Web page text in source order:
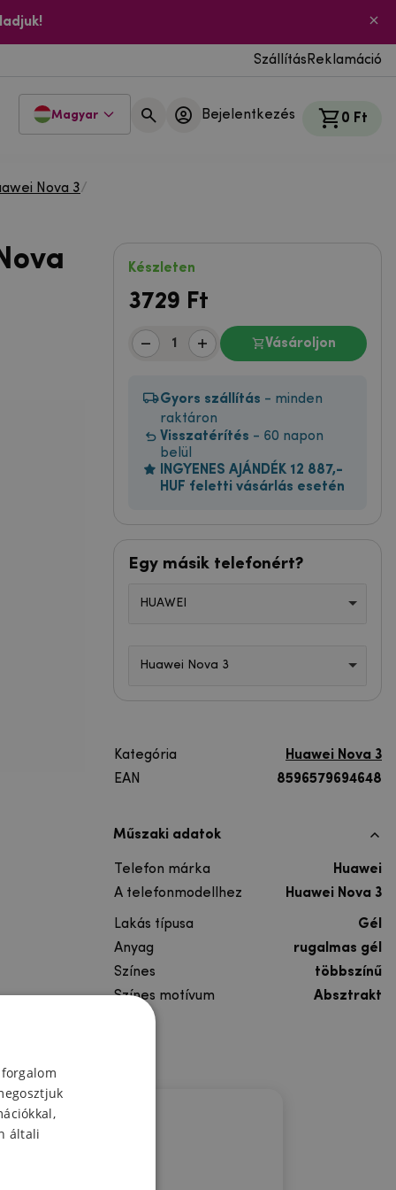
Szállítás Reklamáció
Magyar Bejelentkezés 0 Ft
Nova 3/
Készleten
3729 Ft
Vásároljon
Gyors szállítás - minden
raktáron
Visszatérítés - 60 napon
belül
INGYENES AJÁNDÉK 12 887,-
HUF feletti vásárlás esetén
Egy másik telefonért?
HUAWEI
Huawei Nova 3
Kategória
Huawei Nova 3
EAN
8596579694648
Műszaki adatok
Telefon márka
Huawei
A telefonmodellhez
Huawei Nova 3
Lakás típusa
Gél
Anyag
rugalmas gél
Színes
többszínű
Színes motívum
Absztrakt
általi